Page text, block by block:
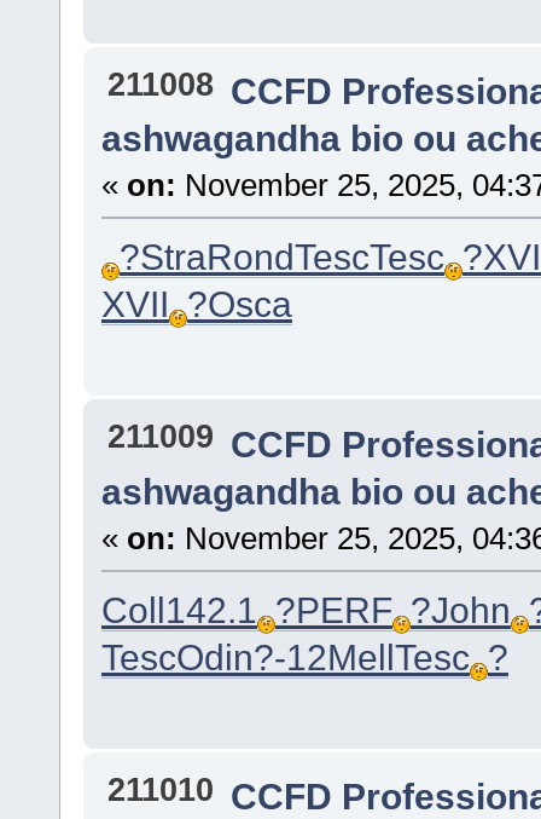
211008 CCFD
ashwagandha bio ou
« on: November 25, 2025,
?StraRondTescTesc ?
XVII ?Osca
211009 CCFD
ashwagandha bio ou
« on: November 25, 2025,
Coll142.1 ?PERF ?John
TescOdin?-12MellTesc ?
211010 CCFD